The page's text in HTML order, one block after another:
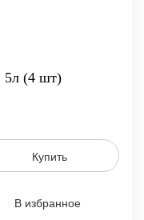
5л (4 шт)
Купить
В избранное